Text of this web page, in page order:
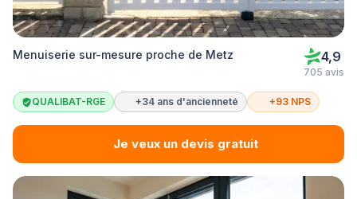
Menuiserie sur-mesure proche de Metz 4,9
705 avis
QUALIBAT-RGE +34 ans d'ancienneté +93 NPS
Je veux un devis gratuit